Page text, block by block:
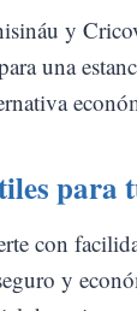
y
una
para
con
y